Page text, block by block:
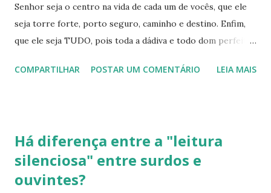
Senhor seja o centro na vida de cada um de vocês, que ele
seja torre forte, porto seguro, caminho e destino. Enfim,
que ele seja TUDO, pois toda a dádiva e todo dom perfeito
mas por quem ele é! Abençoado 2008 a todos. Abração da
COMPARTILHAR POSTAR UM COMENTÁRIO LEIA MAIS
Há diferença entre a "leitura
silenciosa" entre surdos e
ouvintes?